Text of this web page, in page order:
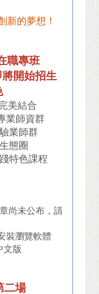
新的夢想！
職專班
開始招生
美結合
業師資群
業師群
態圈
特色課程
尚未公布，請
裝瀏覽軟體
文版
二場